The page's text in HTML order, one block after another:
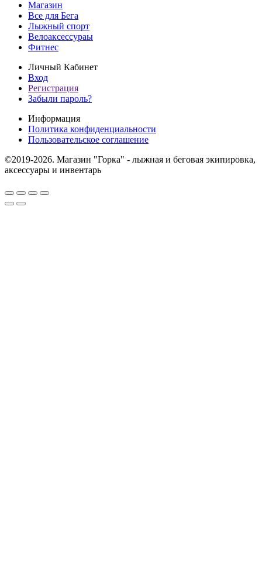
Магазин
Все для Бега
Лыжный спорт
Велоаксессураы
Фитнес
Личный Кабинет
Вход
Регистрация
Забыли пароль?
Информация
Политика конфиденциальности
Пользовательское соглашение
©2019-2026. Магазин "Горка" - лыжная и беговая экипировка,
аксессуары и инвентарь